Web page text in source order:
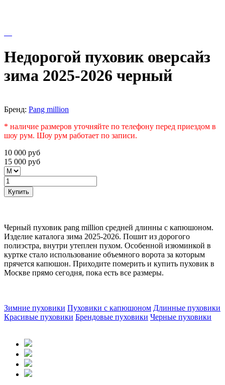
Недорогой пуховик оверсайз
зима 2025-2026 черный
Бренд: Pang million
* наличие размеров уточняйте по телефону перед приездом в
шоу рум. Шоу рум работает по записи.
10 000 руб
15 000 руб
Купить
Черный пуховик pang million средней длинны с капюшоном.
Изделие каталога зима 2025-2026. Пошит из дорогого
полиэстра, внутри утеплен пухом. Особенной изюминкой в
куртке стало использование объемного ворота за которым
прячется капюшон. Приходите померить и купить пуховик в
Москве прямо сегодня, пока есть все размеры.
Зимние пуховики Пуховики с капюшоном Длинные пуховики
Красивые пуховики Брендовые пуховики Черные пуховики